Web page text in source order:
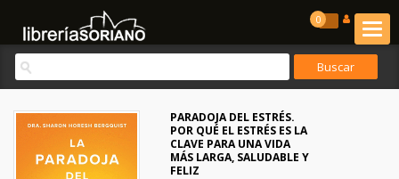
0
PARADOJA DEL ESTRÉS.
POR QUÉ EL ESTRÉS ES LA
CLAVE PARA UNA VIDA
MÁS LARGA, SALUDABLE Y
FELIZ